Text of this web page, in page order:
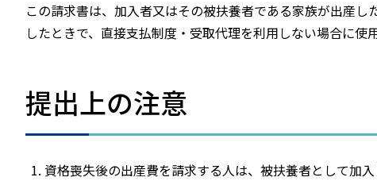
この請求書は、加入者又はその被扶養者である家族が出産
したときで、直接支払制度・受取代理を利用しない場合に使用
提出上の注意
資格喪失後の出産費を請求する人は、被扶養者として加